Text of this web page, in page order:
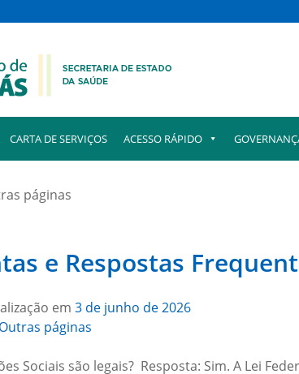
CARTA DE SERVIÇOS ACESSO RÁPIDO
páginas
e Respostas
em 3 de junho de 2026
Outras páginas
Sociais são legais? Resposta: Sim. A Lei